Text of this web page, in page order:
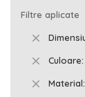
Filtre aplicate
Culoare
Material